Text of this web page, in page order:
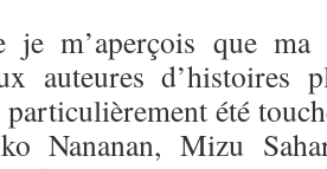
je m’aperçois que
auteures d’histoires
été
Nananan, Mizu